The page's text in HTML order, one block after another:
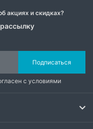
акциях и скидках?
Подписаться
с условиями